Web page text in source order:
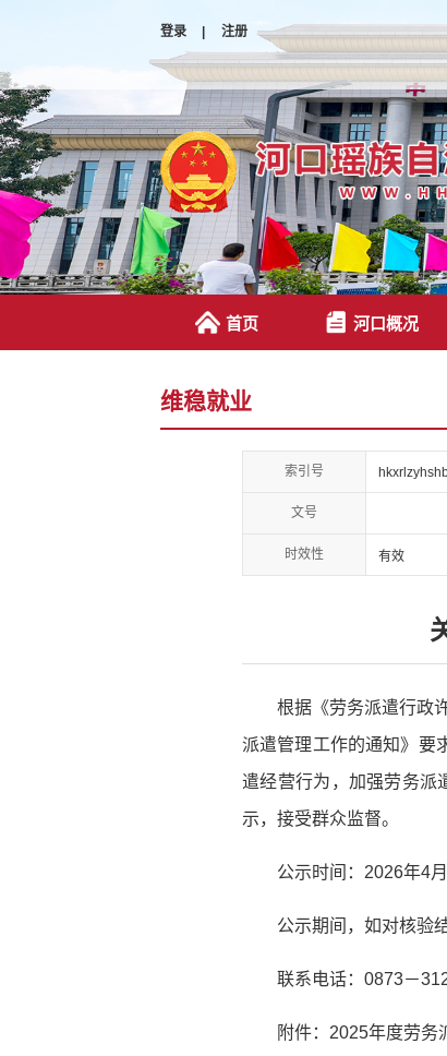
登录 |
注册
首页 河口概况
维稳就业
索引号
文号
时效性 有效
根据《劳务派遣行政
派遣管理工作的通知》要
遣经营行为，加强劳务派
示，接受群众监督。
公示时间：2026年4
公示期间，如对核验
联系电话：0873－
附件：2025年度劳务